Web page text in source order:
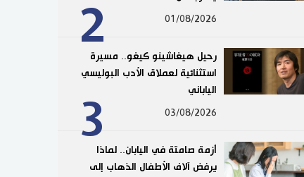
2
01/08/2026
3
رحيل هيغاشينو كيغو.. مسيرة
استثنائية لعملاق الأدب البوليسي
الياباني
03/08/2026
أزمة صامتة في اليابان.. لماذا
يرفض آلاف الأطفال الذهاب إلى